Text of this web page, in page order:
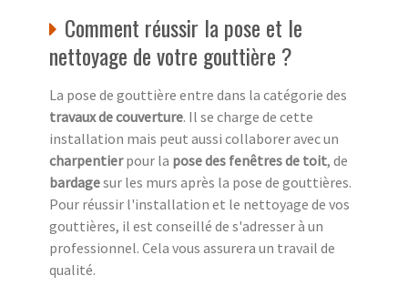
Comment réussir la pose et le
nettoyage de votre gouttière ?
La pose de gouttière entre dans la catégorie des
travaux de couverture. Il se charge de cette
installation mais peut aussi collaborer avec un
charpentierpour la pose des fenêtres de toit, de
bardagesur les murs après la pose de gouttières.
Pour réussir l'installation et le nettoyage de vos
gouttières, il est conseillé de s'adresser à un
professionnel. Cela vous assurera un travail de
qualité.